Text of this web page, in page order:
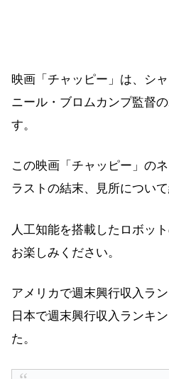
映画「チャッピー」は、シ
ニール・ブロムカンプ監督
す。
この映画「チャッピー」の
ラストの結末、見所について
人工知能を搭載したロボッ
お楽しみください。
アメリカで週末興行収入ラン
日本で週末興行収入ランキ
た。